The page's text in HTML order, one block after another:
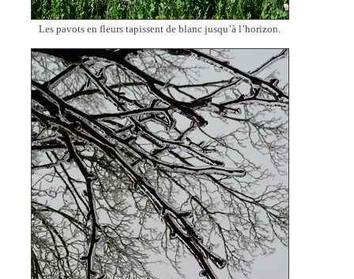
Les pavots en fleurs tapissent de blanc jusqu’à l’horizon.